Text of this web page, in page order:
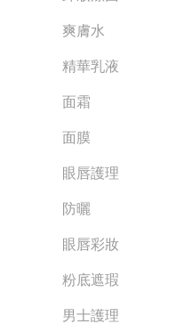
爽膚水
精華乳液
面霜
面膜
眼唇護理
防曬
眼唇彩妝
粉底遮瑕
男士護理